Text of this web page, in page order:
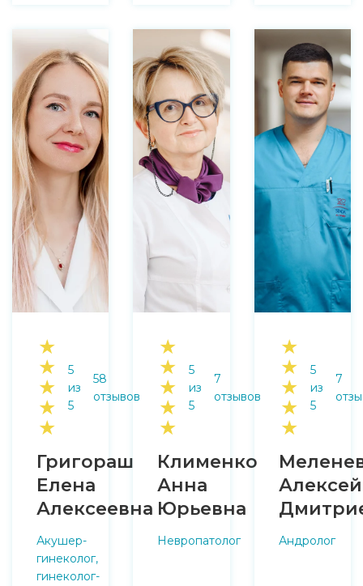
★
★
★
★
★
5
из
5
58
отзывов
Григораш
Елена
Алексеевна
Акушер-
гинеколог,
гинеколог-
★
★
★
★
★
5
из
5
7
отзывов
Клименко
Анна
Юрьевна
Невропатолог
★
★
★
★
★
5
из
5
7
Алексей
Андролог